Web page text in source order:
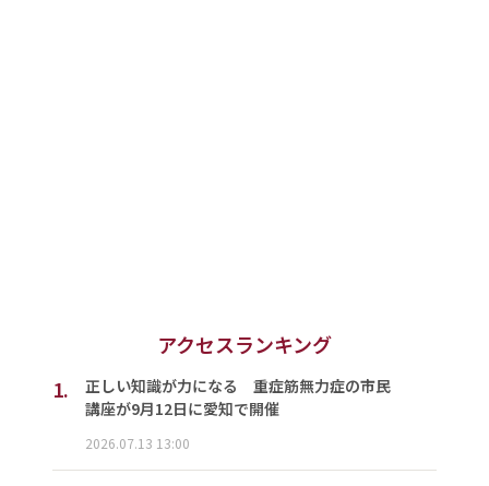
アクセスランキング
1.
正しい知識が力になる 重症筋無力症の市民
講座が9月12日に愛知で開催
2026.07.13 13:00